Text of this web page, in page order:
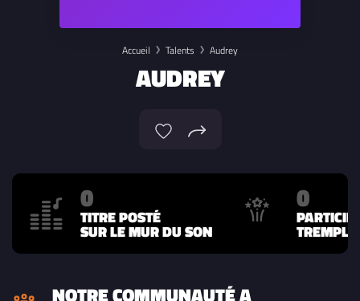
Accueil Talents Audrey
AUDREY
0
TITRE POSTÉ
SUR LE MUR DU SON
0
NOTRE COMMUNAUTÉ A